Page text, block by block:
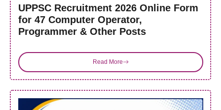
UPPSC Recruitment 2026 Online Form
for 47 Computer Operator,
Programmer & Other Posts
Read More